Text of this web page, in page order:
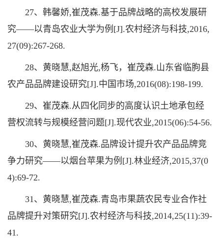
27、韩馨娇,崔茂森.基于品牌战略的高校发展研
究——以青岛农业大学为例[J].农村经济与科技,2016,
27(09):267-268.
28、黄晓慧,赵旭光,杨飞，崔茂森.山东省临朐县
农产品品牌建设研究[J].中国市场,2016(08):198-199.
29、崔茂森.从四化同步的高度认识土地承包经
营权流转与规模经营问题[J].现代农业,2015(06):54-56.
30、黄晓慧,崔茂森.品牌设计提升农产品品牌竞
争力研究——以烟台苹果为例[J].林业经济,2015,37(0
4):69-72.
31、黄晓慧,崔茂森.青岛市果蔬农民专业合作社
品牌提升对策研究[J].农村经济与科技,2014,25(11):39-
41.